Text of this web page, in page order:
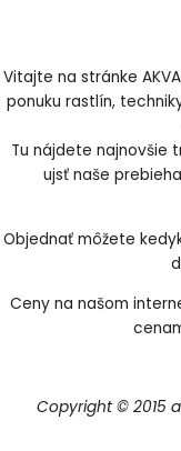
Vitajte na stránke
ponuku rastlín,
Tu nájdete najnovšie
ujsť naše
Objednať môžete
Ceny na našom
Copyright © 2015